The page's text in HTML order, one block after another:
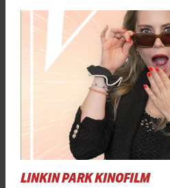
LINKIN PARK KINOFILM